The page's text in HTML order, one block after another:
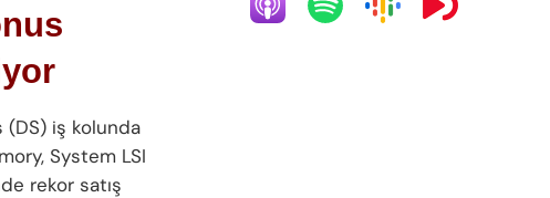
iş kolunda
System LSI
rekor satış